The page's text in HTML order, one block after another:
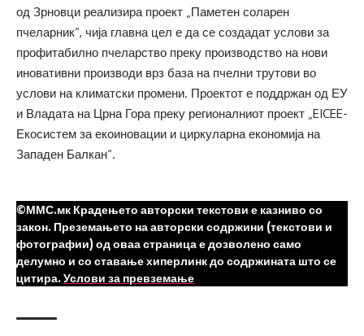
од Зрновци реализира проект „Паметен соларен
пчеларник“, чија главна цел е да се создадат услови за
профитабилно пчеларство преку производство на нови
иновативни производи врз база на пчелни трутови во
услови на климатски промени. Проектот е поддржан од ЕУ
и Владата на Црна Гора преку регионалниот проект „EICEE-
Екосистем за екоиновации и циркуларна економија на
Западен Балкан“.
©ММС.мк Крадењето авторски текстови е казниво со
закон. Преземањето на авторски содржини (текстови и
фотографии) од оваа страница е дозволено само
делумно и со ставање хиперлинк до содржината што се
цитира. Услови за превземање